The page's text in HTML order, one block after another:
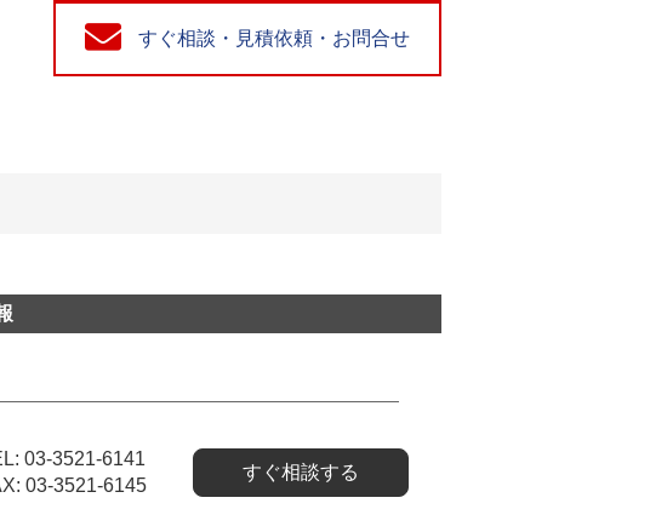
すぐ相談・見積依頼・お問合せ
03-3521-6141
03-3521-6145
すぐ相談する